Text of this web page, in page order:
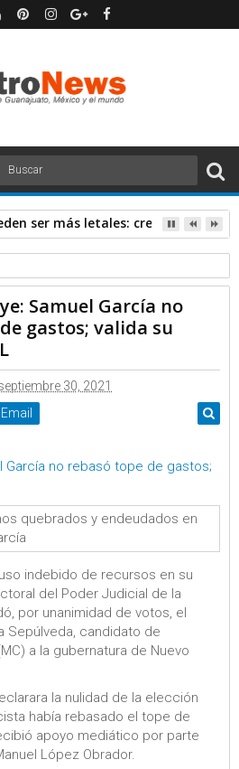
ser más letales: creadora de
no rebasó tope de gastos;
Samuel García no
gastos; valida su
30, 2021
Email
García no rebasó tope de gastos;
indebido de recursos en su
del Poder Judicial de la
por unanimidad de votos, el
Sepúlveda, candidato de
a la gubernatura de Nuevo
la nulidad de la elección
había rebasado el tope de
apoyo mediático por parte
López Obrador.